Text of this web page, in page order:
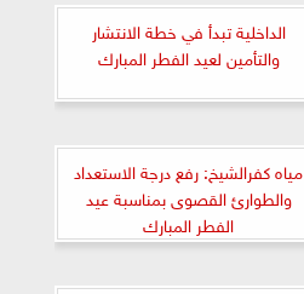
الداخلية تبدأ في خطة الانتشار
والتأمين لعيد الفطر المبارك
مياه كفرالشيخ: رفع درجة الاستعداد
والطوارئ القصوى بمناسبة عيد
الفطر المبارك